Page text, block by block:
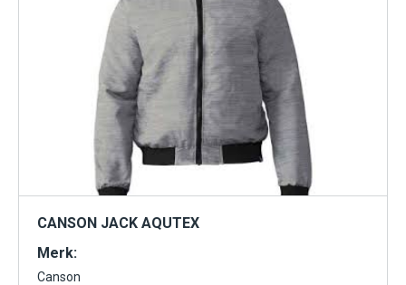
CANSON JACK AQUTEX
Merk:
Canson